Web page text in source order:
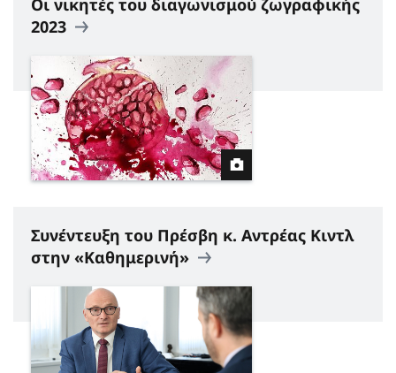
Οι νικητές του διαγωνισμού ζωγραφικής
2023
Συνέντευξη του Πρέσβη κ. Αντρέας Κιντλ
στην «Καθημερινή»